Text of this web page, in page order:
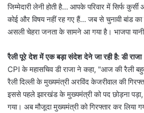
जिम्मेदारी लेनी होती है… आपके परिवार में सिर्फ
कोई और विषय नहीं रह गए हैं… जब से चुनावी बांड
असली चेहरा जनता के सामने आ गया है। भाजपा यानी
रैली पूरे देश में एक बड़ा संदेश देने जा रही है: डी राजा
CPI के महासचिव डी राजा ने कहा, "आज की रैली
रैली दिल्ली के मुख्यमंत्री अरविंद केजरीवाल की
इससे पहले झारखंड के मुख्यमंत्री को पद छोड़ना पड़ा,
गया। अब मौजूदा मुख्यमंत्री को गिरफ्तार कर लिया